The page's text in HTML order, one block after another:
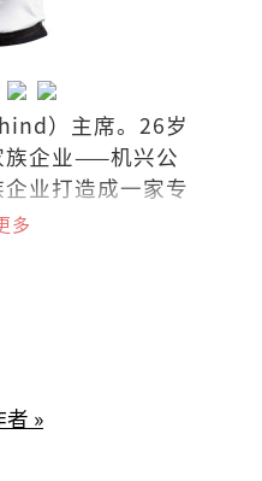
）主席。26岁
族企业——机兴公
业打造成一家专
范围横跨全球60
多
»